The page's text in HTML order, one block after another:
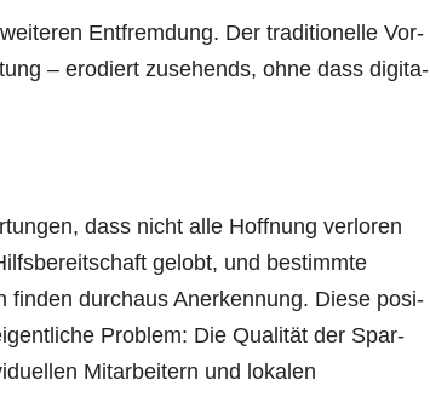
Ent­frem­dung. Der tra­di­tio­nel­le Vor­
– ero­diert zuse­hends, ohne dass digi­ta­
dass nicht alle Hoff­nung ver­lo­ren
gelobt, und bestimm­te
fin­den durch­aus Aner­ken­nung. Die­se posi­
Pro­blem: Die Qua­li­tät der Spar­
Mit­ar­bei­tern und loka­len